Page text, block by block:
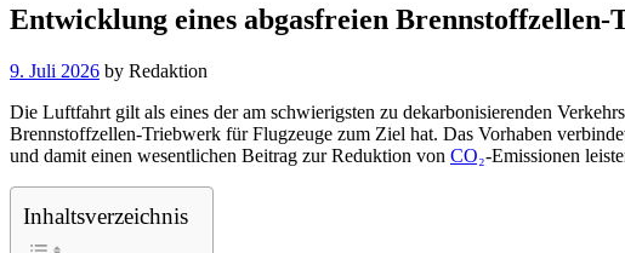
Entwicklung eines abgasfreien
9. Juli 2026 by Redaktion
Die Luftfahrt gilt als eines der am schwierigsten zu dekarbonisierenden
Brennstoffzellen-Triebwerk für Flugzeuge zum Ziel hat. Das Vorhaben
und damit einen wesentlichen Beitrag zur Reduktion von CO₂-Emissionen
Inhaltsverzeichnis